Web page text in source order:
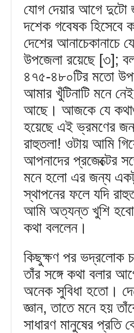
যোগ দেয়ার আগে দুটো
দশেক গবেষক হিসেবে
দেশের আনাচেকানাচে
উপজেলা রয়েছে [৩];
৪৭৫-৪৮০টির মতো
আমার খুঁটিনাটি মনে
আছে। আজকে যে
হয়েছে এই ভ্রমণের
রাহুতলা! ওটায় আমি
আপনাদের প্রজেক্টের
মনে হলো এর জন্য একটু
স্থাপনের ফলে যদি
আমি অত্যন্ত খুশি
কথা বললেন।
কিছুক্ষণ পর ভদ্রলোক
তাঁর সঙ্গে কথা বলার
অনেক সুবিধা হতো।
জ্ঞান, তাতে মনে হয়
সাধারণ মানুষের